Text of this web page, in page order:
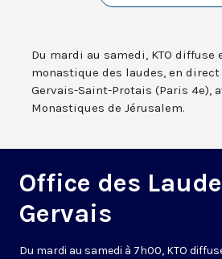
Du mardi au samedi, KTO diffuse
monastique des laudes, en
Gervais-Saint-Protais (Paris 4e),
Monastiques de Jérusalem.
Office des
Gervais
Du mardi au samedi à 7h00, KTO